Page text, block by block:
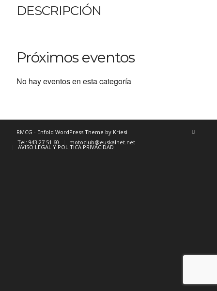
DESCRIPCIÓN
Próximos eventos
No hay eventos en esta categoría
RMCG - Enfold WordPress Theme by Kriesi
Tel: 943 27 51 60
motoclub@euskalnet.net
AVISO LEGAL Y POLITICA PRIVACIDAD